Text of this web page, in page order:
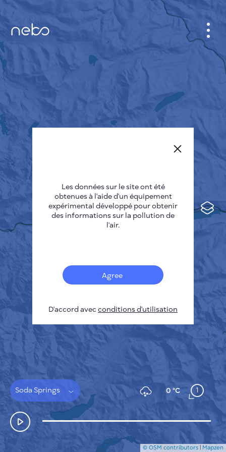
Le vent
Soda Springs 0 °C 1
CABINET
CARTES DES VILLES
SENSOR NEBO
A PROPOS DE NOUS
Deutsch
Español
Français
COMMENT ÇA MARCHE
POLITIQUE DE CONFIDENTIALITÉ
CONDITIONS GÉNÉRALES D'UTILISATION
GUIDE D'INSTALLATION
API
NOUS CONTACTER
© OSM contributors | Mapzen
Les données sur le site ont été
obtenues à l'aide d'un équipement
expérimental développé pour obtenir
des informations sur la pollution de
l'air.
Agree
D'accord avecconditions d'utilisation